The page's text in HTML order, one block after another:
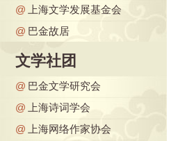
@
上海文学发展基金会
@ 巴金故居
文学社团
@ 巴金文学研究会
@
上海诗词学会
@
上海网络作家协会